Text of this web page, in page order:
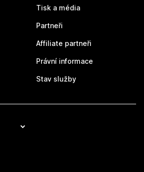
Tisk a média
Partneři
Affiliate partneři
Právní informace
Stav služby